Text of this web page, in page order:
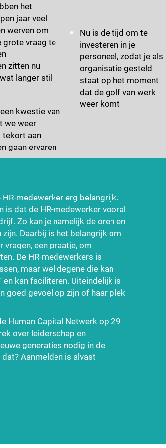
het
jaar veel
werven om
grote vraag te
zitten nu
langer stil
kwestie van
we weer
tekort aan
gaan ervaren
Nu is de tijd om te
investeren in je
personeel, zodat je als
organisatie gesteld
staat op het moment
dat de golf van werk
weer komt
medewerker erg belangrijk.
is dat de HR-medewerker vooral
Zo kan je namelijk de oren en
Daarbij is het belangrijk om
een praatje, om
De HR-medewerkers is
maar wel degene die kan
kan faciliteren. Uiteindelijk is
goed gevoel op zijn of haar plek
Human Capital Netwerk op 29
over leiderschap en
generaties nodig in de
Aanmelden is alvast